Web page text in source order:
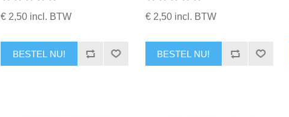
€ 2,50 incl. BTW
BESTEL NU!
€ 2,50 incl. BTW
BESTEL NU!